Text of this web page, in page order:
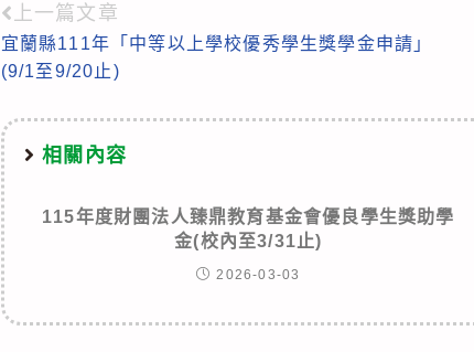
Read
more
上一篇文章
宜蘭縣111年「中等以上學校優秀學生獎學金申請」
(9/1至9/20止)
相關內容
115年度財團法人臻鼎教育基金會優良學生獎助學
金(校內至3/31止)
2026-03-03